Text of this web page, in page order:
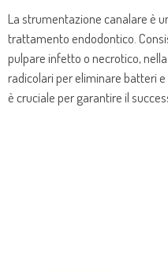
La strumentazione canalare è
trattamento endodontico.
pulpare infetto o necrotico,
radicolari per eliminare batteri
è cruciale per garantire il